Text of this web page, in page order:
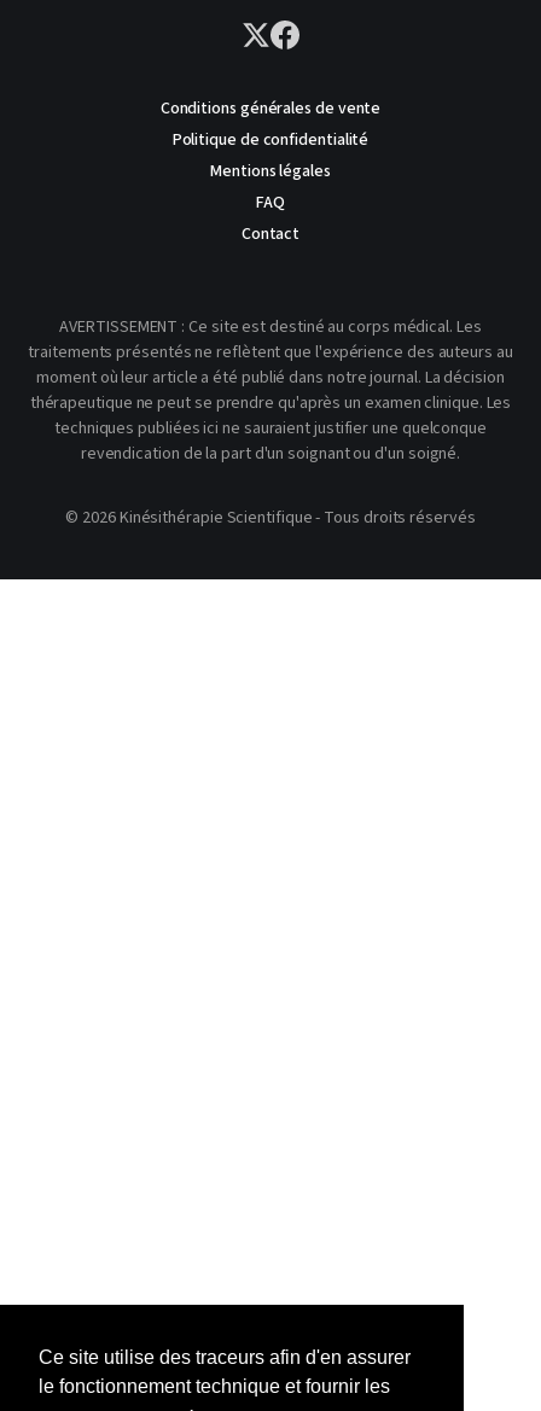
Ce site utilise des traceurs afin d'en assurer
le fonctionnement technique et fournir les
Conditions générales de vente
Politique de confidentialité
Mentions légales
FAQ
Contact
AVERTISSEMENT : Ce site est destiné au corps médical. Les
traitements présentés ne reflètent que l'expérience des auteurs au
moment où leur article a été publié dans notre journal. La décision
thérapeutique ne peut se prendre qu'après un examen clinique. Les
techniques publiées ici ne sauraient justifier une quelconque
revendication de la part d'un soignant ou d'un soigné.
© 2026 Kinésithérapie Scientifique - Tous droits réservés